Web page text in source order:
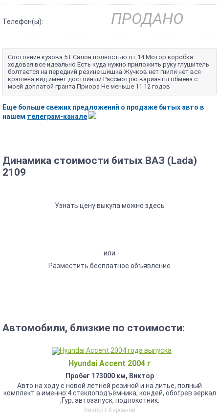
Телефон(ы): ПРОДАНО
Состояние кузова 5+ Салон полностью от 14 Мотор коробка
ходовая все идеально Есть куда нужно приложить руку глушитель
болтается на передний резине шишка Жучков нет гнили нет вся
крашена вид имеет достойный Рассмотрю варианты обмена с
моей доплатой гранта Приора Не меньше 11 12 годов
Еще больше свежих предложений о продаже битых авто в
нашем телеграм-канале
Динамика стоимости битых ВАЗ (Lada)
2109
Узнать цену выкупа можно здесь
или
Разместить бесплатное объявление
Автомобили, близкие по стоимости:
Hyundai Accent 2004 г
Пробег 173000 км, Виктор
Авто на ходу с новой летней резиной и на литье, полный
комплект а именно:4 стеклоподъёмника, кондей, обогрев зеркал
,Гур, автозапуск, подлокотник.
Виктор г.Кирсанов